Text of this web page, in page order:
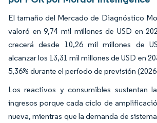
El tamaño del Mercado de Diagnóstico
valoró en 9,74 mil millones de USD en
crecerá desde 10,26 mil millones de
alcanzar los 13,31 mil millones de USD en
5,36% durante el período de previsión
Los reactivos y consumibles sustentan
ingresos porque cada ciclo de
nueva, mientras que la demanda de